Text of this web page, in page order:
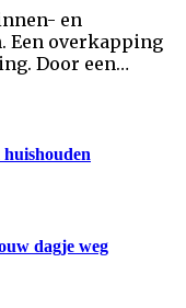
en
Een overkapping
Door een…
dagje weg